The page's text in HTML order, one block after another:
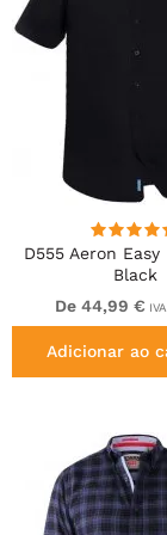
D555 Aeron
Black
De 44,99 €
Adicionar ao